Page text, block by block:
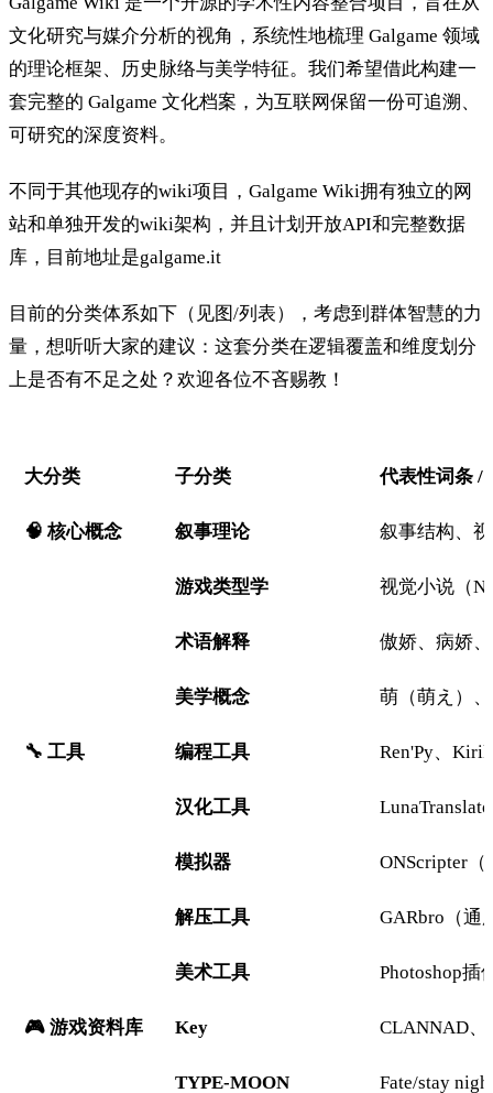
文化研究与媒介分析的视角，系统性地梳理 Galgame 领域
的理论框架、历史脉络与美学特征。我们希望借此构建一
套完整的 Galgame 文化档案，为互联网保留一份可追溯、
可研究的深度资料。
不同于其他现存的wiki项目，Galgame Wiki拥有独立的网
站和单独开发的wiki架构，并且计划开放API和完整数据
库，目前地址是galgame.it
目前的分类体系如下（见图/列表），考虑到群体智慧的力
量，想听听大家的建议：这套分类在逻辑覆盖和维度划分
上是否有不足之处？欢迎各位不吝赐教！
大分类 子分类 代表性词条 /
🧠 核心概念 叙事理论 叙事结构、
游戏类型学 视觉小说（
术语解释 傲娇、病娇
美学概念 萌（萌え）
🔧 工具 编程工具 Ren'Py、
汉化工具
模拟器 ONScripter
解压工具 GARbro（通
美术工具 Photoshop插
🎮 游戏资料库 Key CLANNAD、
TYPE-MOON Fate/stay